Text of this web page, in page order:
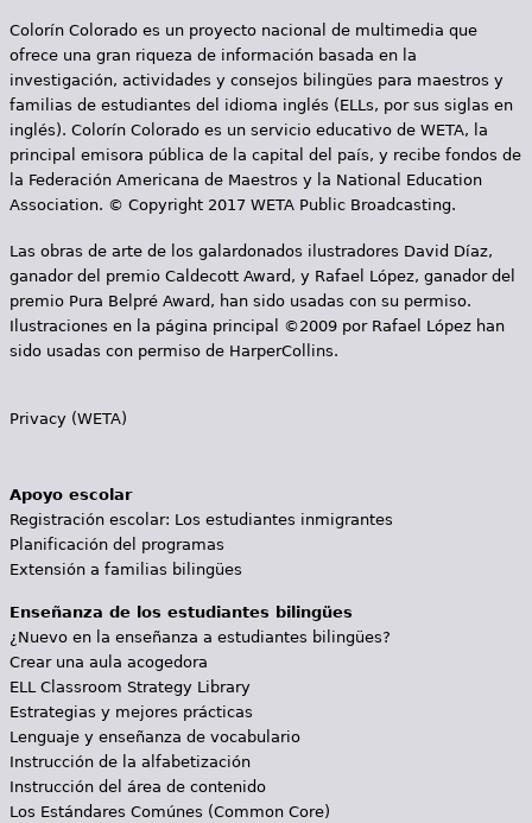
a
s
Colorín Colorado es un proyecto nacional de multimedia que
ofrece una gran riqueza de información basada en la
investigación, actividades y consejos bilingües para maestros y
familias de estudiantes del idioma inglés (ELLs, por sus siglas en
inglés). Colorín Colorado es un servicio educativo de WETA, la
principal emisora pública de la capital del país, y recibe fondos de
la Federación Americana de Maestros y la National Education
Association. © Copyright 2017 WETA Public Broadcasting.
Las obras de arte de los galardonados ilustradores David Díaz,
ganador del premio Caldecott Award, y Rafael López, ganador del
premio Pura Belpré Award, han sido usadas con su permiso.
Ilustraciones en la página principal ©2009 por Rafael López han
sido usadas con permiso de HarperCollins.
Privacy (WETA)
Apoyo escolar
Registración escolar: Los estudiantes inmigrantes
Planificación del programas
Extensión a familias bilingües
Enseñanza de los estudiantes bilingües
¿Nuevo en la enseñanza a estudiantes bilingües?
Crear una aula acogedora
ELL Classroom Strategy Library
Estrategias y mejores prácticas
Lenguaje y enseñanza de vocabulario
Instrucción de la alfabetización
Instrucción del área de contenido
Los Estándares Comúnes (Common Core)